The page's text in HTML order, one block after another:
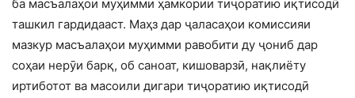
ба масъалаҳои муҳимми ҳамкории тиҷоратию иқтисодӣ
ташкил гардидааст. Маҳз дар ҷаласаҳои комиссияи
мазкур масъалаҳои муҳимми равобити ду ҷониб дар
соҳаи нерӯи барқ, об саноат, кишоварзӣ, нақлиёту
иртиботот ва масоили дигари тиҷоратию иқтисодӣ